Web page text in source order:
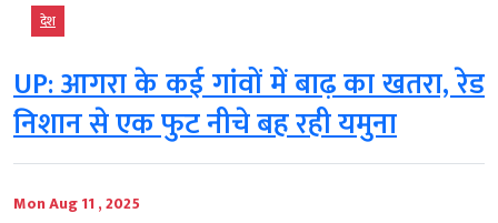
देश
UP: आगरा के कई गांवों में बाढ़ का खतरा, रेड
निशान से एक फुट नीचे बह रही यमुना
Mon Aug 11 , 2025